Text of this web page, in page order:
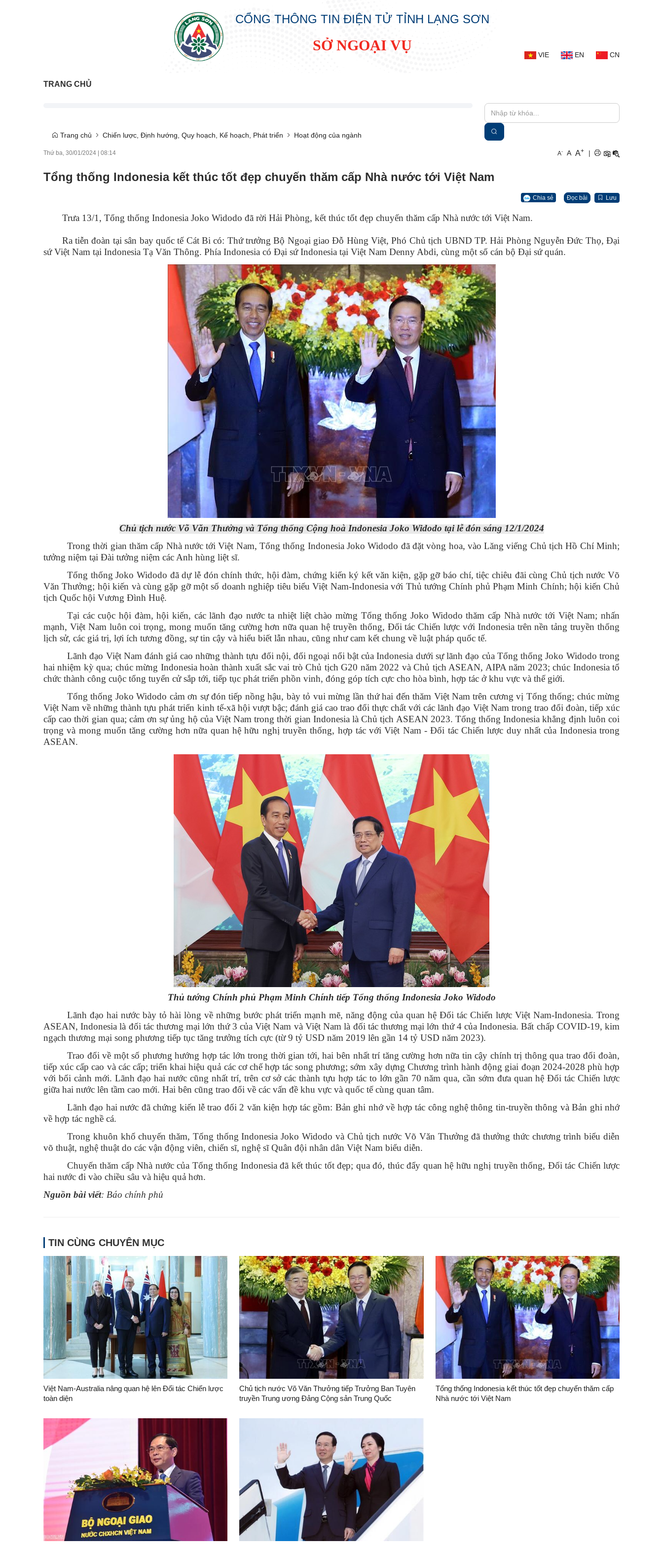
CỔNG THÔNG TIN ĐIỆN TỬ TỈNH LẠNG SƠN
SỞ NGOẠI VỤ
VIE EN CN
TRANG CHỦ
Trang chủ Chiến lược, Định hướng, Quy hoạch, Kế hoạch, Phát triển Hoạt động của ngành
Thứ ba, 30/01/2024 | 08:14 A- A A+ |
Tổng thống Indonesia kết thúc tốt đẹp chuyến thăm cấp Nhà nước tới Việt Nam
Chia sẻ Đọc bài Lưu
Trưa 13/1, Tổng thống Indonesia Joko Widodo đã rời Hải Phòng, kết thúc tốt đẹp chuyến thăm cấp Nhà nước tới Việt Nam.
Ra tiễn đoàn tại sân bay quốc tế Cát Bi có: Thứ trưởng Bộ Ngoại giao Đỗ Hùng Việt, Phó Chủ tịch UBND TP. Hải Phòng Nguyễn Đức Thọ, Đại
sứ Việt Nam tại Indonesia Tạ Văn Thông. Phía Indonesia có Đại sứ Indonesia tại Việt Nam Denny Abdi, cùng một số cán bộ Đại sứ quán.
Chủ tịch nước Võ Văn Thưởng và Tổng thống Cộng hoà Indonesia Joko Widodo tại lễ đón sáng 12/1/2024
Trong thời gian thăm cấp Nhà nước tới Việt Nam, Tổng thống Indonesia Joko Widodo đã đặt vòng hoa, vào Lăng viếng Chủ tịch Hồ Chí Minh;
tưởng niệm tại Đài tưởng niệm các Anh hùng liệt sĩ.
Tổng thống Joko Widodo đã dự lễ đón chính thức, hội đàm, chứng kiến ký kết văn kiện, gặp gỡ báo chí, tiệc chiêu đãi cùng Chủ tịch nước Võ
Văn Thưởng; hội kiến và cùng gặp gỡ một số doanh nghiệp tiêu biểu Việt Nam-Indonesia với Thủ tướng Chính phủ Phạm Minh Chính; hội kiến Chủ
tịch Quốc hội Vương Đình Huệ.
Tại các cuộc hội đàm, hội kiến, các lãnh đạo nước ta nhiệt liệt chào mừng Tổng thống Joko Widodo thăm cấp Nhà nước tới Việt Nam; nhấn
mạnh, Việt Nam luôn coi trọng, mong muốn tăng cường hơn nữa quan hệ truyền thống, Đối tác Chiến lược với Indonesia trên nền tảng truyền thống
lịch sử, các giá trị, lợi ích tương đồng, sự tin cậy và hiểu biết lẫn nhau, cũng như cam kết chung về luật pháp quốc tế.
Lãnh đạo Việt Nam đánh giá cao những thành tựu đối nội, đối ngoại nổi bật của Indonesia dưới sự lãnh đạo của Tổng thống Joko Widodo trong
hai nhiệm kỳ qua; chúc mừng Indonesia hoàn thành xuất sắc vai trò Chủ tịch G20 năm 2022 và Chủ tịch ASEAN, AIPA năm 2023; chúc Indonesia tổ
chức thành công cuộc tổng tuyển cử sắp tới, tiếp tục phát triển phồn vinh, đóng góp tích cực cho hòa bình, hợp tác ở khu vực và thế giới.
Tổng thống Joko Widodo cảm ơn sự đón tiếp nồng hậu, bày tỏ vui mừng lần thứ hai đến thăm Việt Nam trên cương vị Tổng thống; chúc mừng
Việt Nam về những thành tựu phát triển kinh tế-xã hội vượt bậc; đánh giá cao trao đổi thực chất với các lãnh đạo Việt Nam trong trao đổi đoàn, tiếp xúc
cấp cao thời gian qua; cảm ơn sự ủng hộ của Việt Nam trong thời gian Indonesia là Chủ tịch ASEAN 2023. Tổng thống Indonesia khẳng định luôn coi
trọng và mong muốn tăng cường hơn nữa quan hệ hữu nghị truyền thống, hợp tác với Việt Nam - Đối tác Chiến lược duy nhất của Indonesia trong
ASEAN.
Thủ tướng Chính phủ Phạm Minh Chính tiếp Tổng thống Indonesia Joko Widodo
Lãnh đạo hai nước bày tỏ hài lòng về những bước phát triển mạnh mẽ, năng động của quan hệ Đối tác Chiến lược Việt Nam-Indonesia. Trong
ASEAN, Indonesia là đối tác thương mại lớn thứ 3 của Việt Nam và Việt Nam là đối tác thương mại lớn thứ 4 của Indonesia. Bất chấp COVID-19, kim
ngạch thương mại song phương tiếp tục tăng trưởng tích cực (từ 9 tỷ USD năm 2019 lên gần 14 tỷ USD năm 2023).
Trao đổi về một số phương hướng hợp tác lớn trong thời gian tới, hai bên nhất trí tăng cường hơn nữa tin cậy chính trị thông qua trao đổi đoàn,
tiếp xúc cấp cao và các cấp; triển khai hiệu quả các cơ chế hợp tác song phương; sớm xây dựng Chương trình hành động giai đoạn 2024-2028 phù hợp
với bối cảnh mới. Lãnh đạo hai nước cũng nhất trí, trên cơ sở các thành tựu hợp tác to lớn gần 70 năm qua, cần sớm đưa quan hệ Đối tác Chiến lược
giữa hai nước lên tầm cao mới. Hai bên cũng trao đổi về các vấn đề khu vực và quốc tế cùng quan tâm.
Lãnh đạo hai nước đã chứng kiến lễ trao đổi 2 văn kiện hợp tác gồm: Bản ghi nhớ về hợp tác công nghệ thông tin-truyền thông và Bản ghi nhớ
về hợp tác nghề cá.
Trong khuôn khổ chuyến thăm, Tổng thống Indonesia Joko Widodo và Chủ tịch nước Võ Văn Thưởng đã thưởng thức chương trình biểu diễn
võ thuật, nghệ thuật do các vận động viên, chiến sĩ, nghệ sĩ Quân đội nhân dân Việt Nam biểu diễn.
Chuyến thăm cấp Nhà nước của Tổng thống Indonesia đã kết thúc tốt đẹp; qua đó, thúc đẩy quan hệ hữu nghị truyền thống, Đối tác Chiến lược
hai nước đi vào chiều sâu và hiệu quả hơn.
Nguồn bài viết: Báo chính phủ
TIN CÙNG CHUYÊN MỤC
Việt Nam-Australia nâng quan hệ lên Đối tác Chiến lược
toàn diện
Chủ tịch nước Võ Văn Thưởng tiếp Trưởng Ban Tuyên
truyền Trung ương Đảng Cộng sản Trung Quốc
Tổng thống Indonesia kết thúc tốt đẹp chuyến thăm cấp
Nhà nước tới Việt Nam